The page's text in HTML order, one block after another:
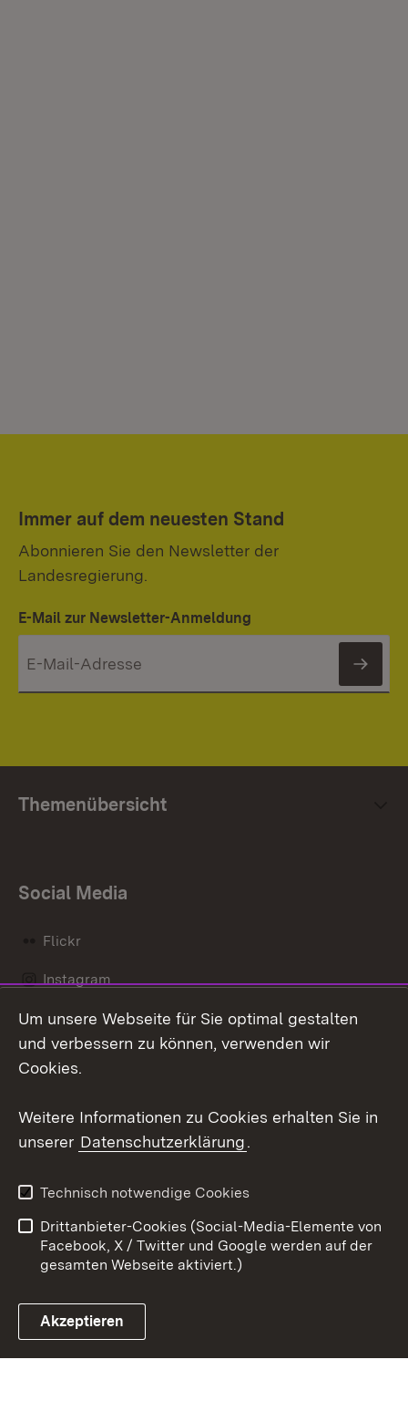
Immer auf dem neuesten Stand
Abonnieren Sie den Newsletter der
Landesregierung.
E-Mail zur Newsletter-Anmeldung
Themenübersicht
Social Media
Flickr
Instagram
Social Wall
Link zum Landesportal
Barrierefreiheit
Benutzungshinweise
Impressum
Cookies
Um unsere Webseite für Sie optimal gestalten
und verbessern zu können, verwenden wir
Cookies.
Weitere Informationen zu Cookies erhalten Sie in
unserer Datenschutzerklärung.
Technisch notwendige Cookies
Drittanbieter-Cookies (Social-Media-Elemente von
Facebook, X / Twitter und Google werden auf der
gesamten Webseite aktiviert.)
Akzeptieren